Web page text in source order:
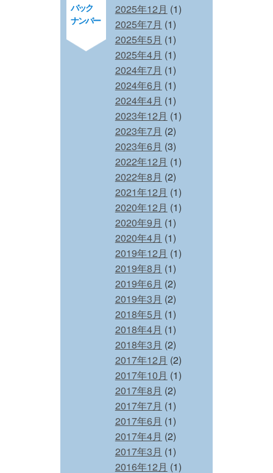
バック
ナンバー
2025年12月 (1)
2025年7月 (1)
2025年5月 (1)
2025年4月 (1)
2024年7月 (1)
2024年6月 (1)
2024年4月 (1)
2023年12月 (1)
2023年7月 (2)
2023年6月 (3)
2022年12月 (1)
2022年8月 (2)
2021年12月 (1)
2020年12月 (1)
2020年9月 (1)
2020年4月 (1)
2019年12月 (1)
2019年8月 (1)
2019年6月 (2)
2019年3月 (2)
2018年5月 (1)
2018年4月 (1)
2018年3月 (2)
2017年12月 (2)
2017年10月 (1)
2017年8月 (2)
2017年7月 (1)
2017年6月 (1)
2017年4月 (2)
2017年3月 (1)
2016年12月 (1)